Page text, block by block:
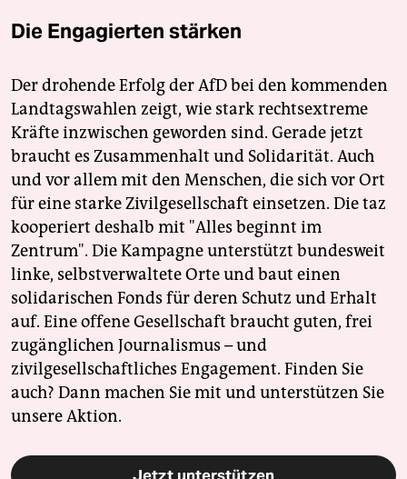
Die Engagierten stärken
Der drohende Erfolg der AfD bei den kommenden
Landtagswahlen zeigt, wie stark rechtsextreme
Kräfte inzwischen geworden sind. Gerade jetzt
braucht es Zusammenhalt und Solidarität. Auch
und vor allem mit den Menschen, die sich vor Ort
für eine starke Zivilgesellschaft einsetzen. Die taz
kooperiert deshalb mit "Alles beginnt im
Zentrum". Die Kampagne unterstützt bundesweit
linke, selbstverwaltete Orte und baut einen
solidarischen Fonds für deren Schutz und Erhalt
auf. Eine offene Gesellschaft braucht guten, frei
zugänglichen Journalismus – und
zivilgesellschaftliches Engagement. Finden Sie
auch? Dann machen Sie mit und unterstützen Sie
unsere Aktion.